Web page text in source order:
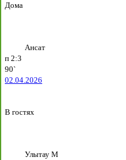
Дома
Ансат
п 2:3
90`
02.04.2026
В гостях
Улытау М